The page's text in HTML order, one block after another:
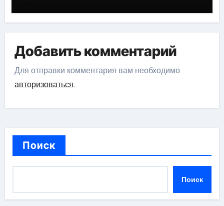
Добавить комментарий
Для отправки комментария вам необходимо
авторизоваться.
Поиск
Поиск